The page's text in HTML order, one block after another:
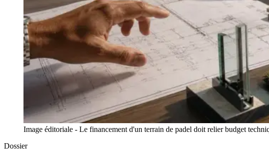
Image éditoriale - Le financement d'un terrain de padel doit relier budget
Dossier